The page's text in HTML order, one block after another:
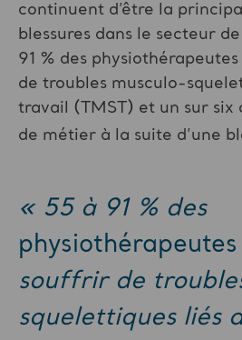
continuent d’être la
blessures dans le secteur
91 % des
de troubles musculo-
travail (TMST) et un sur six
de métier à la suite d’une
« 55 à 91 % des
physiothérapeutes
souffrir de
squelettiques liés